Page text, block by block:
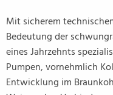
Mit sicherem
Bedeutung der
eines Jahrzehnts
Pumpen, vornehmlich
Entwicklung im